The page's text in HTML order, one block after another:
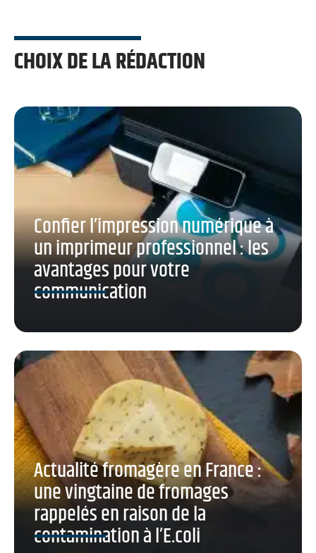
CHOIX DE LA RÉDACTION
Confier l’impression numérique à
un imprimeur professionnel : les
avantages pour votre
communication
Actualité fromagère en France :
une vingtaine de fromages
rappelés en raison de la
contamination à l’E.coli